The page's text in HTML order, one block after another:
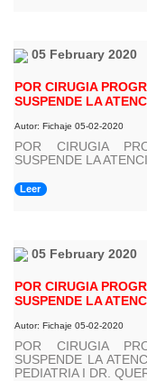
05 February 2020
POR CIRUGIA
SUSPENDE LA
Autor: Fichaje 05-02-2020
POR CIRUGIA
SUSPENDE LA
Leer
05 February 2020
POR CIRUGIA
SUSPENDE LA
Autor: Fichaje 05-02-2020
POR CIRUGIA
SUSPENDE LA
PEDIATRIA I DR.